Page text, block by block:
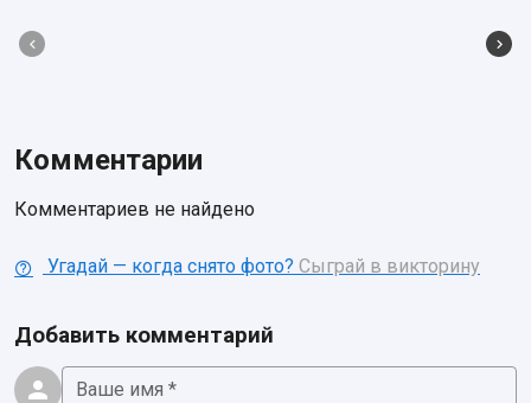
Комментарии
Комментариев не найдено
Угадай — когда снято фото? Сыграй в викторину
Добавить комментарий
Ваше имя *